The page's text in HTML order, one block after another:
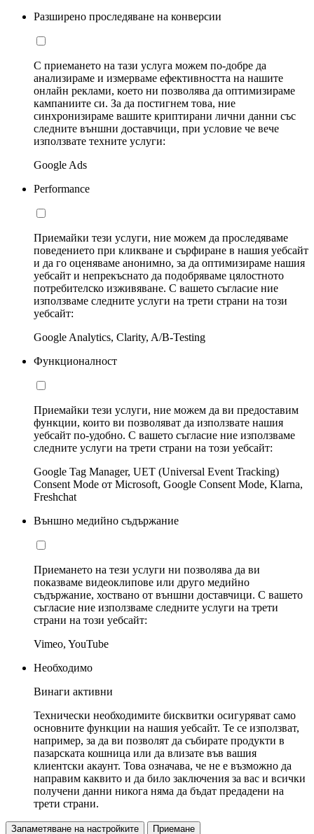
Разширено проследяване на конверсии
С приемането на тази услуга можем по-добре да
анализираме и измерваме ефективността на нашите
онлайн реклами, което ни позволява да оптимизираме
кампаниите си. За да постигнем това, ние
синхронизираме вашите криптирани лични данни със
следните външни доставчици, при условие че вече
използвате техните услуги:
Google Ads
Performance
Приемайки тези услуги, ние можем да проследяваме
поведението при кликване и сърфиране в нашия уебсайт
и да го оценяваме анонимно, за да оптимизираме нашия
уебсайт и непрекъснато да подобряваме цялостното
потребителско изживяване. С вашето съгласие ние
използваме следните услуги на трети страни на този
уебсайт:
Google Analytics, Clarity, A/B-Testing
Функционалност
Приемайки тези услуги, ние можем да ви предоставим
функции, които ви позволяват да използвате нашия
уебсайт по-удобно. С вашето съгласие ние използваме
следните услуги на трети страни на този уебсайт:
Google Tag Manager, UET (Universal Event Tracking)
Consent Mode от Microsoft, Google Consent Mode, Klarna,
Freshchat
Външно медийно съдържание
Приемането на тези услуги ни позволява да ви
показваме видеоклипове или друго медийно
съдържание, хоствано от външни доставчици. С вашето
съгласие ние използваме следните услуги на трети
страни на този уебсайт:
Vimeo, YouTube
Необходимо
Винаги активни
Технически необходимите бисквитки осигуряват само
основните функции на нашия уебсайт. Те се използват,
например, за да ви позволят да събирате продукти в
пазарската кошница или да влизате във вашия
клиентски акаунт. Това означава, че не е възможно да
направим каквито и да било заключения за вас и всички
получени данни никога няма да бъдат предадени на
трети страни.
Запаметяване на настройките
Приемане